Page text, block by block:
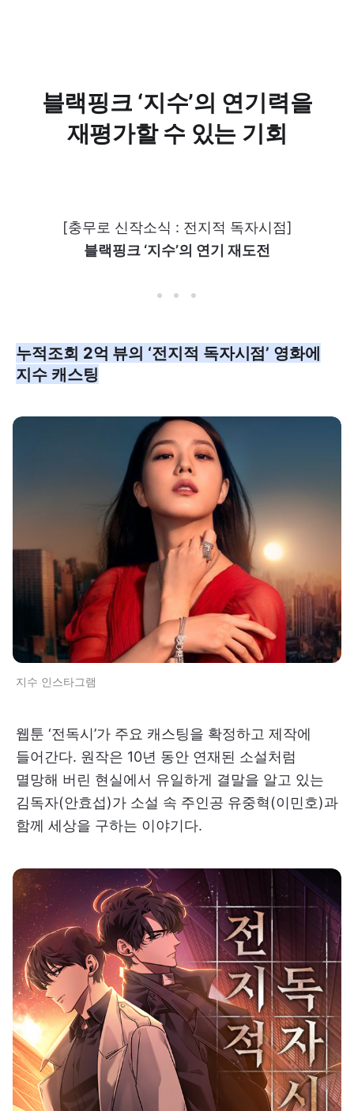
블랙핑크 ‘지수’의 연기력을
재평가할 수 있는 기회
[충무로 신작소식 : 전지적 독자시점]
블랙핑크 ‘지수’의 연기 재도전
누적조회 2억 뷰의 ‘전지적 독자시점’ 영화에
지수 캐스팅
지수 인스타그램
웹툰 ‘전독시’가 주요 캐스팅을 확정하고 제작에
들어간다. 원작은 10년 동안 연재된 소설처럼
멸망해 버린 현실에서 유일하게 결말을 알고 있는
김독자(안효섭)가 소설 속 주인공 유중혁(이민호)과
함께 세상을 구하는 이야기다.